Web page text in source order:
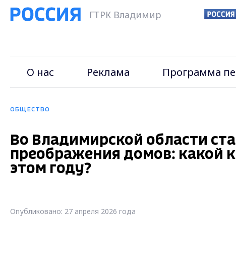
ГТРК Владимир
О нас Реклама Программа
ОБЩЕСТВО
Во Владимирской области
преображения домов: какой
этом году?
Опубликовано: 27 апреля 2026 года